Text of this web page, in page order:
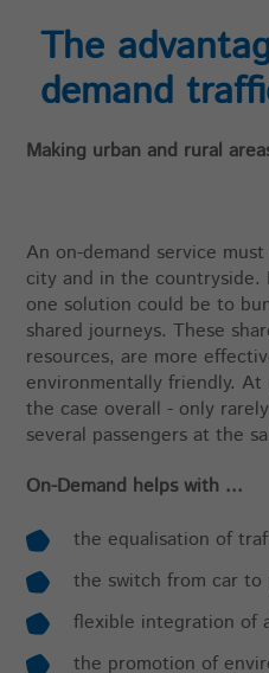
The
demand
Making urban and rural
An on-demand service
city and in the
one solution could be to
shared journeys. These
resources, are more
environmentally friendly.
the case overall - only
several passengers at the
On-Demand helps with ...
the equalisation of
the switch from car
flexible integration of
the promotion of